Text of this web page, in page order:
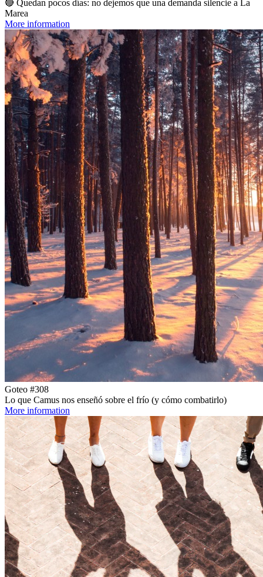
🔴 Quedan pocos días: no dejemos que una demanda silencie a La
Marea
More information
Goteo #308
Lo que Camus nos enseñó sobre el frío (y cómo combatirlo)
More information